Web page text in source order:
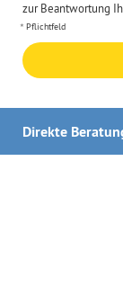
zur Beantwortung
Pflichtfeld
Direkte